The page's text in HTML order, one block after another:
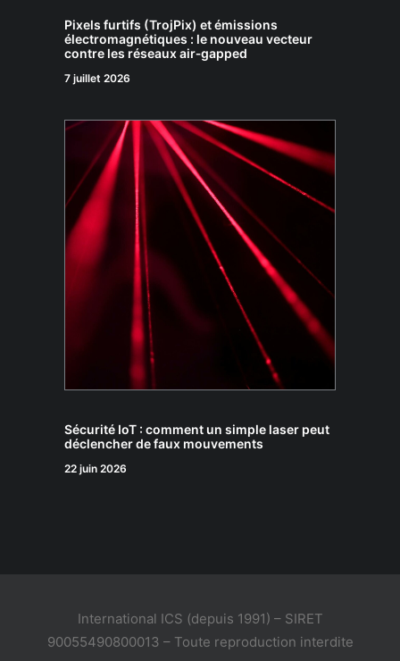
Pixels furtifs (TrojPix) et émissions
électromagnétiques : le nouveau vecteur
contre les réseaux air‑gapped
7 juillet 2026
Sécurité IoT : comment un simple laser peut
déclencher de faux mouvements
22 juin 2026
International ICS (depuis 1991) – SIRET
90055490800013 – Toute reproduction interdite